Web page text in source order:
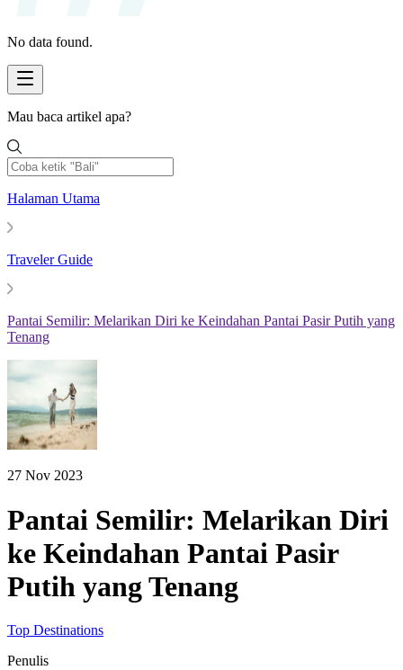
No data found.
Mau baca artikel apa?
Halaman Utama
Traveler Guide
Pantai Semilir: Melarikan Diri ke Keindahan Pantai Pasir Putih yang
Tenang
27 Nov 2023
Pantai Semilir: Melarikan Diri
ke Keindahan Pantai Pasir
Putih yang Tenang
Top Destinations
Penulis